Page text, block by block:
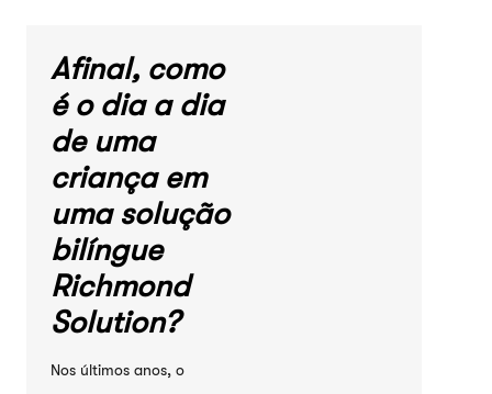
Afinal, como
é o dia a dia
de uma
criança em
uma solução
bilíngue
Richmond
Solution?
Nos últimos anos, o